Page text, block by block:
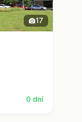
17
0 dní